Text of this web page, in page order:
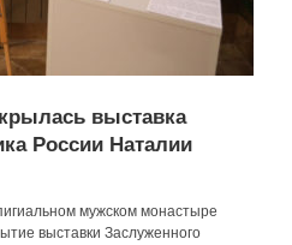
выставка
России Наталии
мужском монастыре
выставки Заслуженного